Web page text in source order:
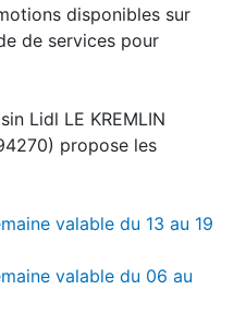
disponibles sur
de services pour
Lidl LE KREMLIN
propose les
valable du 13 au 19
valable du 06 au